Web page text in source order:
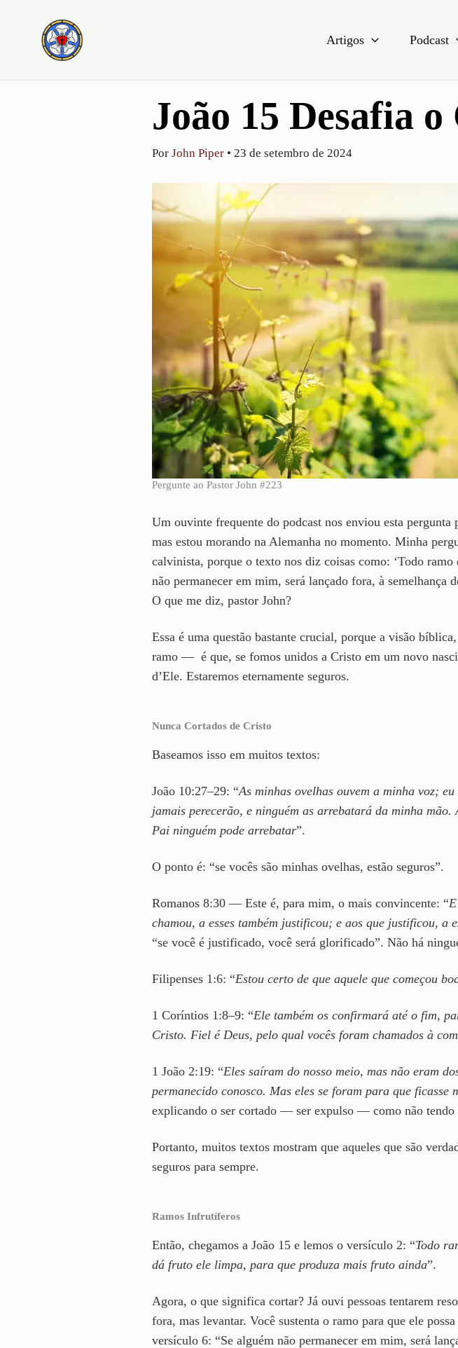
Artigos Podcast
João 15 Desafia
Por John Piper • 23 de setembro de 2024
Pergunte ao Pastor John #223
Um ouvinte frequente do podcast nos enviou esta
mas estou morando na Alemanha no momento. Minha
calvinista, porque o texto nos diz coisas como: ‘Todo
não permanecer em mim, será lançado fora, à semelhança
O que me diz, pastor John?
Essa é uma questão bastante crucial, porque a visão
ramo — é que, se fomos unidos a Cristo em um novo
d’Ele. Estaremos eternamente seguros.
Nunca Cortados de Cristo
Baseamos isso em muitos textos:
João 10:27–29: “As minhas ovelhas ouvem a minha voz;
jamais perecerão, e ninguém as arrebatará da minha
Pai ninguém pode arrebatar”.
O ponto é: “se vocês são minhas ovelhas, estão seguros”.
Romanos 8:30 — Este é, para mim, o mais convincente: “
chamou, a esses também justificou; e aos que justificou, a
“se você é justificado, você será glorificado”. Não há
Filipenses 1:6: “Estou certo de que aquele que começou
1 Coríntios 1:8–9: “Ele também os confirmará até o fim,
Cristo. Fiel é Deus, pelo qual vocês foram chamados à
1 João 2:19: “Eles saíram do nosso meio, mas não eram
permanecido conosco. Mas eles se foram para que ficasse
explicando o ser cortado — ser expulso — como não tendo
Portanto, muitos textos mostram que aqueles que são
seguros para sempre.
Ramos Infrutíferos
Então, chegamos a João 15 e lemos o versículo 2: “Todo
dá fruto ele limpa, para que produza mais fruto ainda”.
Agora, o que significa cortar? Já ouvi pessoas tentarem
fora, mas levantar. Você sustenta o ramo para que ele
versículo 6: “Se alguém não permanecer em mim, será